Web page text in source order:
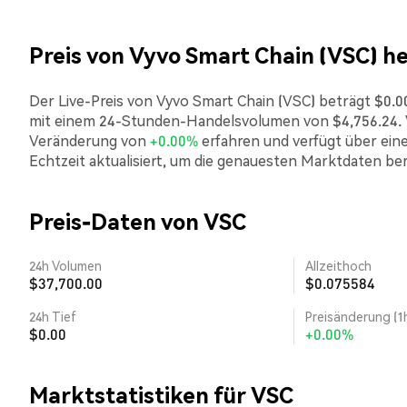
Preis von Vyvo Smart Chain (VSC)
Der Live-Preis von Vyvo Smart Chain (VSC) beträgt
mit einem 24-Stunden-Handelsvolumen von
Veränderung von +0.00%erfahren und verfügt über
Echtzeit aktualisiert, um die genauesten Marktdaten
Preis-Daten von VSC
24h Volumen
$37,700.00
Allzeithoch
$0.075584
24h Tief
$0.00
Preisänderung
+0.00%
Marktstatistiken für VSC